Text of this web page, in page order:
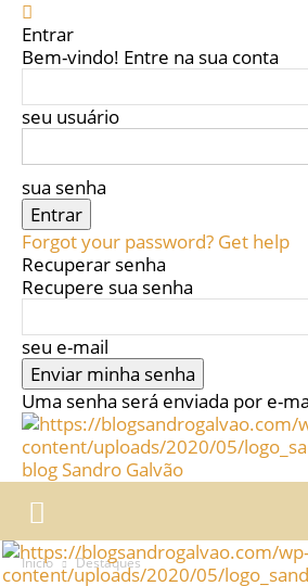
Entrar
Bem-vindo! Entre na sua conta
seu usuário
sua senha
Forgot your password? Get help
Recuperar senha
Recupere sua senha
seu e-mail
Uma senha será enviada por e-
blog Sandro Galvão
Início Destaques